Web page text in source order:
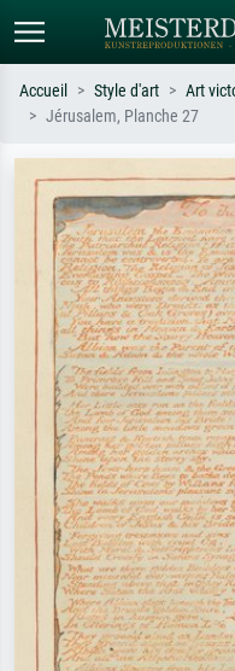
Recherchez par artiste, titre ou
ex. Monet, Nuit étoilée,
impressionnisme, vague de
nu.
Accueil Style d'art Art
Jérusalem, Planche 27